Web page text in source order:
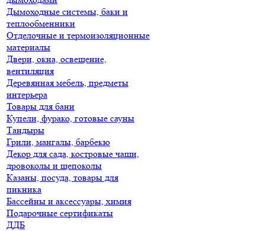
Дымоходные системы, баки и
теплообменники
Отделочные и термоизоляционные
материалы
Двери, окна, освещение,
вентиляция
Деревянная мебель, предметы
интерьера
Товары для бани
Купели, фурако, готовые сауны
Тандыры
Грили, мангалы, барбекю
Декор для сада, костровые чаши,
дровоколы и щепоколы
Казаны, посуда, товары для
пикника
Бассейны и аксессуары, химия
Подарочные сертификаты
ДДБ